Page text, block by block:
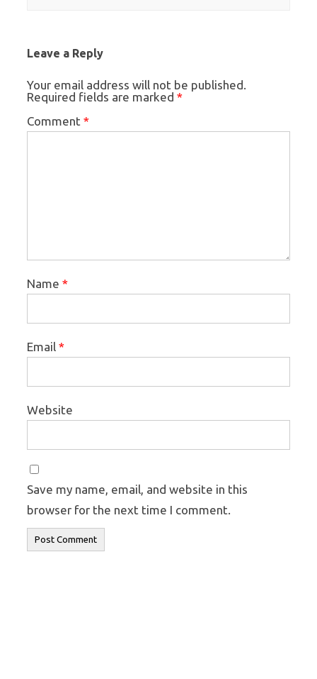
Leave a Reply
Your email address will not be published.
Required fields are marked *
Comment *
Name *
Email *
Website
Save my name, email, and website in this
browser for the next time I comment.